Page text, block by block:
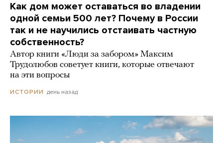
Как дом может оставаться во владении
одной семьи 500 лет? Почему в России
так и не научились отстаивать частную
собственность?
Автор книги «Люди за забором» Максим
Трудолюбов советует книги, которые отвечают
на эти вопросы
ИСТОРИИ день назад